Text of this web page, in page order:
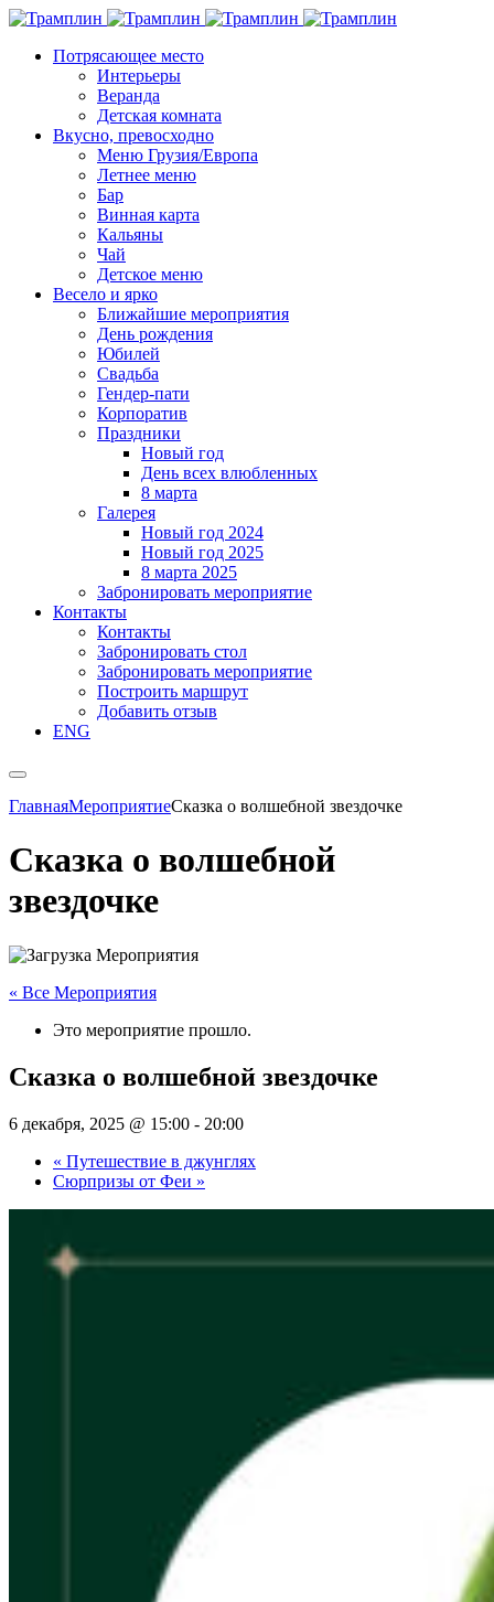
Потрясающее место
Интерьеры
Веранда
Детская комната
Вкусно, превосходно
Меню Грузия/Европа
Летнее меню
Бар
Винная карта
Кальяны
Чай
Детское меню
Весело и ярко
Ближайшие мероприятия
День рождения
Юбилей
Свадьба
Гендер-пати
Корпоратив
Праздники
Новый год
День всех влюбленных
8 марта
Галерея
Новый год 2024
Новый год 2025
8 марта 2025
Забронировать мероприятие
Контакты
Контакты
Забронировать стол
Забронировать мероприятие
Построить маршрут
Добавить отзыв
ENG
ГлавнаяМероприятиеСказка о волшебной звездочке
Сказка о волшебной
звездочке
« Все Мероприятия
Это мероприятие прошло.
Сказка о волшебной звездочке
6 декабря, 2025 @ 15:00 - 20:00
« Путешествие в джунглях
Сюрпризы от Феи »